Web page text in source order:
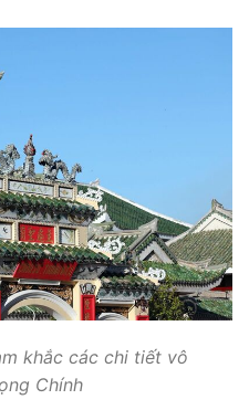
khắc các chi tiết vô
Chính